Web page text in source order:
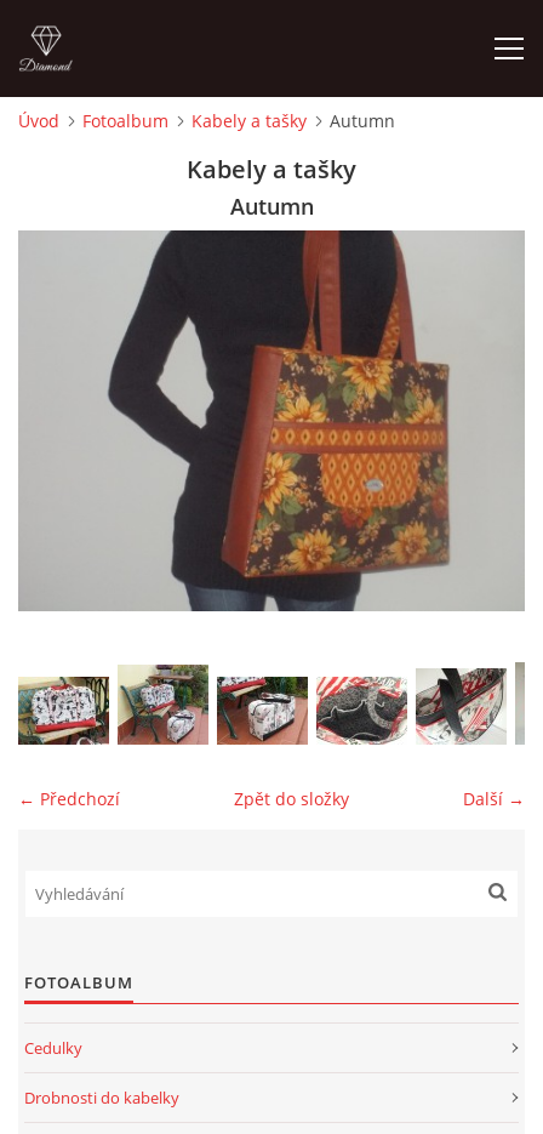
MOJE POSLEDNÍ PRÁCE
jk-laguna@seznam.cz
Úvod Fotoalbum Kabely a tašky Autumn
Kabely a tašky
Autumn
← Předchozí Další →
Zpět do složky
FOTOALBUM
Cedulky
Drobnosti do kabelky